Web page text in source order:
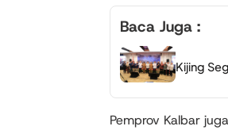
Baca Juga :
Kijing
Pemprov Kalbar